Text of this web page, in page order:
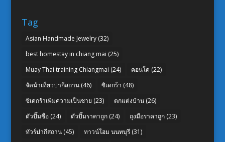
Tag
Asian Handmade Jewelry(32)
best homestay in chiang mai (25)
Muay Thai training Chiangmai (24) คอนโด (22)
จัดนำเที่ยวปากีสถาน(46) ซิเดกร้า (48)
ซิเดกร้าเพิ่มความเป็นชาย (23) ตกแต่งบ้าน(26)
ตัวปั๊มชื่อ(24) ตัวปั๊มราคาถูก(24) ถุงมือราคาถูก(23)
ทัวร์ปากีสถาน(45) ทาวน์โฮม นนทบุรี(31)